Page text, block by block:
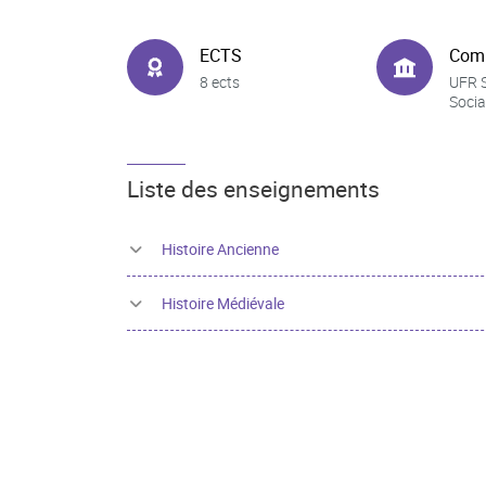
ECTS
8 ects
UFR
Liste des enseignements
Histoire Ancienne
Histoire Médiévale